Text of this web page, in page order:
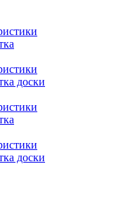
доски
доски